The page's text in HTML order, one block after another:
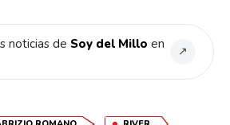
noticias de Soy del Millo en
↗